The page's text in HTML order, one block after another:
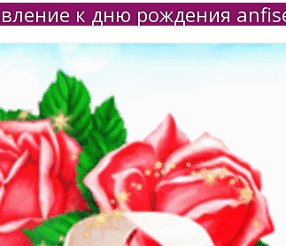
к дню рождения